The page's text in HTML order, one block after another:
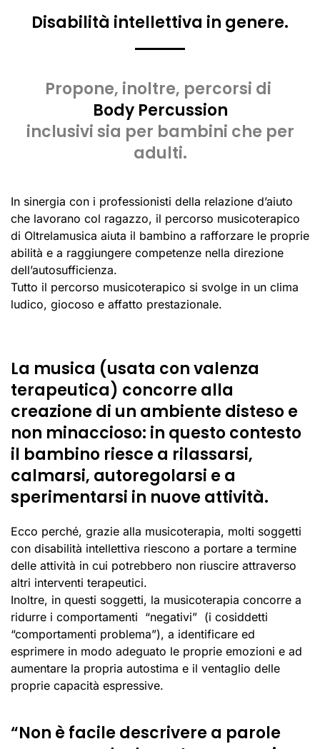
Disabilità intellettiva in genere.
Propone, inoltre, percorsi di
Body Percussion
inclusivi sia per bambini che per
adulti.
In sinergia con i professionisti della relazione d’aiuto
che lavorano col ragazzo, il percorso musicoterapico
di Oltrelamusica aiuta il bambino a rafforzare le proprie
abilità e a raggiungere competenze nella direzione
dell’autosufficienza.
Tutto il percorso musicoterapico si svolge in un clima
ludico, giocoso e affatto prestazionale.
La musica (usata con valenza
terapeutica) concorre alla
creazione di un ambiente disteso e
non minaccioso: in questo contesto
il bambino riesce a rilassarsi,
calmarsi, autoregolarsi e a
sperimentarsi in nuove attività.
Ecco perché, grazie alla musicoterapia, molti soggetti
con disabilità intellettiva riescono a portare a termine
delle attività in cui potrebbero non riuscire attraverso
altri interventi terapeutici.
Inoltre, in questi soggetti, la musicoterapia concorre a
ridurre i comportamenti “negativi” (i cosiddetti
“comportamenti problema”), a identificare ed
esprimere in modo adeguato le proprie emozioni e ad
aumentare la propria autostima e il ventaglio delle
proprie capacità espressive.
“Non è facile descrivere a parole